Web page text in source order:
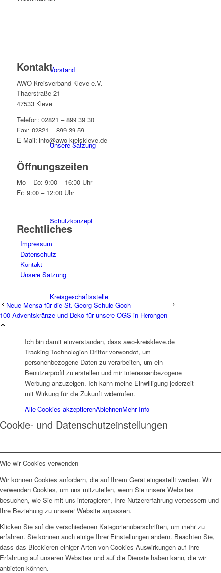
Vorstand
Unsere Satzung
Schutzkonzept
Kreisgeschäftsstelle
Historie
Betriebsrat
Kontakt
AWO Kreisverband Kleve e.V.
Thaerstraße 21
47533 Kleve
Telefon: 02821 – 899 39 30
Fax: 02821 – 899 39 59
E-Mail: info@awo-kreiskleve.de
Öffnungszeiten
Mo – Do: 9:00 – 16:00 Uhr
Fr: 9:00 – 12:00 Uhr
Rechtliches
Impressum
Datenschutz
Kontakt
Unsere Satzung
Neue Mensa für die St.-Georg-Schule Goch
100 Adventskränze und Deko für unsere OGS in Herongen
Ich bin damit einverstanden, dass awo-kreiskleve.de
Tracking-Technologien Dritter verwendet, um
personenbezogene Daten zu verarbeiten, um ein
Benutzerprofil zu erstellen und mir interessenbezogene
Werbung anzuzeigen. Ich kann meine Einwilligung jederzeit
mit Wirkung für die Zukunft widerrufen.
Alle Cookies akzeptierenAblehnenMehr Info
Cookie- und Datenschutzeinstellungen
Wie wir Cookies verwenden
Wir können Cookies anfordern, die auf Ihrem Gerät eingestellt werden. Wir
verwenden Cookies, um uns mitzuteilen, wenn Sie unsere Websites
besuchen, wie Sie mit uns interagieren, Ihre Nutzererfahrung verbessern und
Ihre Beziehung zu unserer Website anpassen.
Klicken Sie auf die verschiedenen Kategorienüberschriften, um mehr zu
erfahren. Sie können auch einige Ihrer Einstellungen ändern. Beachten Sie,
dass das Blockieren einiger Arten von Cookies Auswirkungen auf Ihre
Erfahrung auf unseren Websites und auf die Dienste haben kann, die wir
anbieten können.